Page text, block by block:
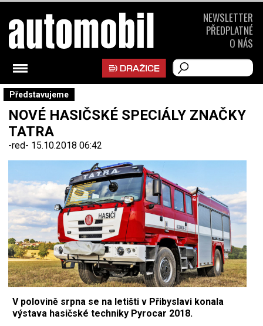
Představujeme
NOVÉ HASIČSKÉ SPECIÁLY ZNAČKY
TATRA
-red- 15.10.2018 06:42
V polovině srpna se na letišti v Přibyslavi konala
výstava hasičské techniky Pyrocar 2018.
NEWSLETTER
PŘEDPLATNÉ
O NÁS